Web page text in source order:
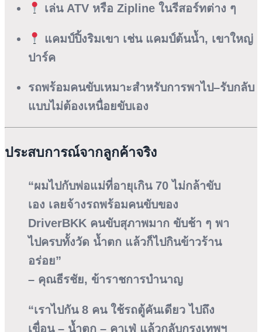
เล่น ATV หรือ Zipline ในรีสอร์ทต่าง ๆ
แคมป์ปิ้งริมเขา เช่น แคมป์ต้นน้ำ, เขาใหญ่
ปาร์ค
รถพร้อมคนขับเหมาะสำหรับการพาไป–รับกลับ
แบบไม่ต้องเหนื่อยขับเอง
ประสบการณ์จากลูกค้าจริง
“ผมไปกับพ่อแม่ที่อายุเกิน 70 ไม่กล้าขับ
เอง เลยจ้างรถพร้อมคนขับของ
DriverBKK คนขับสุภาพมาก ขับช้า ๆ พา
ไปครบทั้งวัด น้ำตก แล้วก็ไปกินข้าวร้าน
อร่อย”
– คุณธีรชัย, ข้าราชการบำนาญ
“เราไปกัน 8 คน ใช้รถตู้คันเดียว ไปถึง
เขื่อน – น้ำตก – คาเฟ่ แล้วกลับกรุงเทพฯ